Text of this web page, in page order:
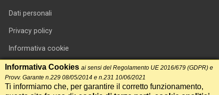
Dati personali
Privacy policy
Informativa cookie
RSS feed
RSS Top News
Informativa Cookies ai sensi del Regolamento UE 2016/679 (GDPR) e
Provv. Garante n.229 08/05/2014 e n.231 10/06/2021
Ti informiamo che, per garantire il corretto funzionamento,